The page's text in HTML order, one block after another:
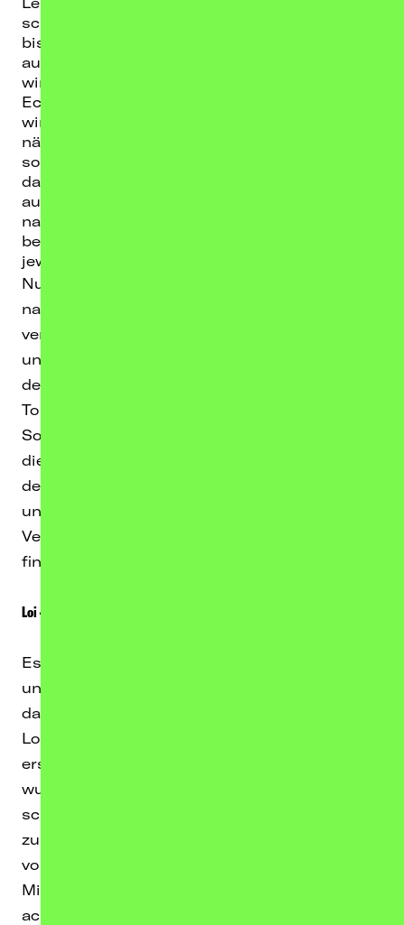
schwierigen Situation betroffen und die
bisher verkauften Tickets reichen noch nicht
aus, um die Tour so stattfinden zu lassen, wie
wir es ursprünglich geplant haben. An allen
Ecken fehlt die Planungssicherheit, weswegen
wir uns dazu entschieden haben, die Tour auf
nächstes Jahr zu verschieben. Ich habe mich
so sehr auf euch gefreut, verspreche aber,
dass wir alles nächstes Jahr und mit bis dahin
auch noch einigen neuen Songs von mir
nachholen werden! Bereits gekaufte Tickets
behalten natürlich die Gültigkeit für den
jeweiligen Nachholtermin.
Nun zu den Good News: Zoe Wees hat sich,
nachdem klar war, dass meine Tour
verschoben werden muss, bei mir gemeldet
und mich gefragt, ob ich Lust hätte, sie bei
den Deutschlandterminen ihrer „European
Tour 2022" zu begleiten und: Oh yes, I will!
Somit habt ihr doch noch eine Chance mich
dieses Jahr live zu sehen - ich supporte sie ab
dem 27. November in Stuttgart, Berlin, Köln
und Hamburg! Antworten auf eure Fragen zur
Verschiebung, alle Live-Termine und Tickets
findet ihr unter
Loi – I Follow Tour
Es gibt Stimmen, die einen hellhörig machen
und bestenfalls regelrecht umhauen. Genau
darauf sollte man vorbereitet sein, wenn man
Loi in seinen Gehörgang lässt. Gleich ihre
erste Single „I Follow“ sorgte für Gänsehaut,
wurde Soundtrack von „Ostwind“ und
schließlich der McDonalds Kampagnensong
zu Weihnachten. Ihr The Weeknd Piano Cover
von „Blinding Lights“ hat bis heute über 30
Millionen Streams erzielt, das Video wurde
acht Millionen Mal geklickt und auf TikTok gibt